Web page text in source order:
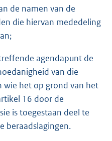
de namen van de
die hiervan mededeling
agendapunt de
van die
wie het op grond van het
16 door de
is toegestaan deel te
beraadslagingen.